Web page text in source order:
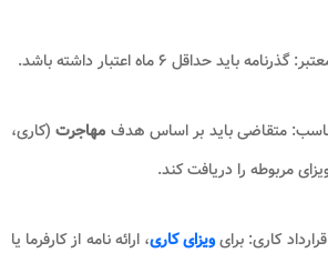
باید حداقل ۶ ماه اعتبار داشته باشد.
متقاضی باید بر اساس هدف مهاجرت (کاری،
مربوطه را دریافت کند.
قرارداد کاری: برایویزای کاری، ارائه نامه از کارفرما یا